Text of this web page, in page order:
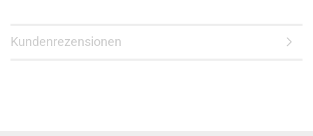
Kundenrezensionen